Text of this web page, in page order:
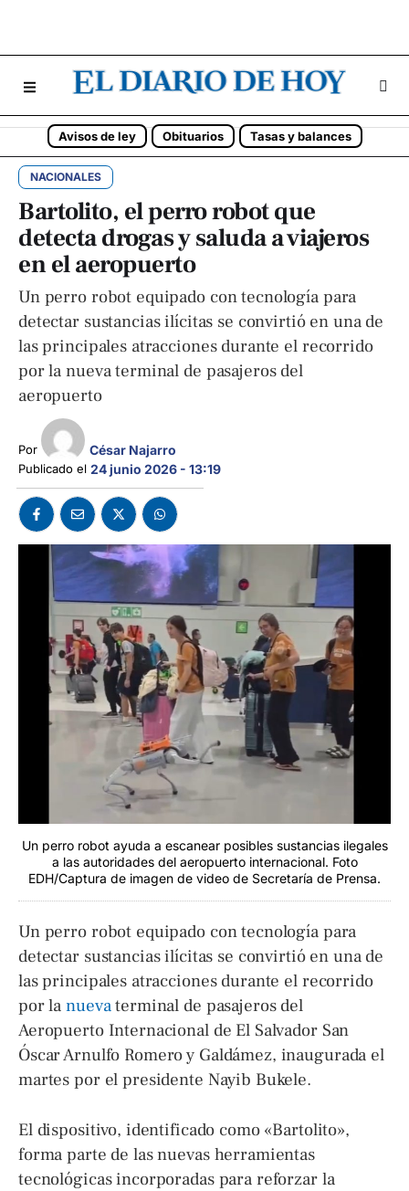
Avisos de ley Obituarios Tasas y balances
NACIONALES
Bartolito, el perro robot que
detecta drogas y saluda a viajeros
en el aeropuerto
Un perro robot equipado con tecnología para
detectar sustancias ilícitas se convirtió en una de
las principales atracciones durante el recorrido
por la nueva terminal de pasajeros del
aeropuerto
Por César Najarro
Publicado el 24 junio 2026 - 13:19
Un perro robot ayuda a escanear posibles sustancias ilegales
a las autoridades del aeropuerto internacional. Foto
EDH/Captura de imagen de video de Secretaría de Prensa.
Un perro robot equipado con tecnología para
detectar sustancias ilícitas se convirtió en una de
las principales atracciones durante el recorrido
por lanuevaterminal de pasajeros del
Aeropuerto Internacional de El Salvador San
Óscar Arnulfo Romero y Galdámez, inaugurada el
martes por el presidente Nayib Bukele.
El dispositivo, identificado como «Bartolito»,
forma parte de las nuevas herramientas
tecnológicas incorporadas para reforzar la